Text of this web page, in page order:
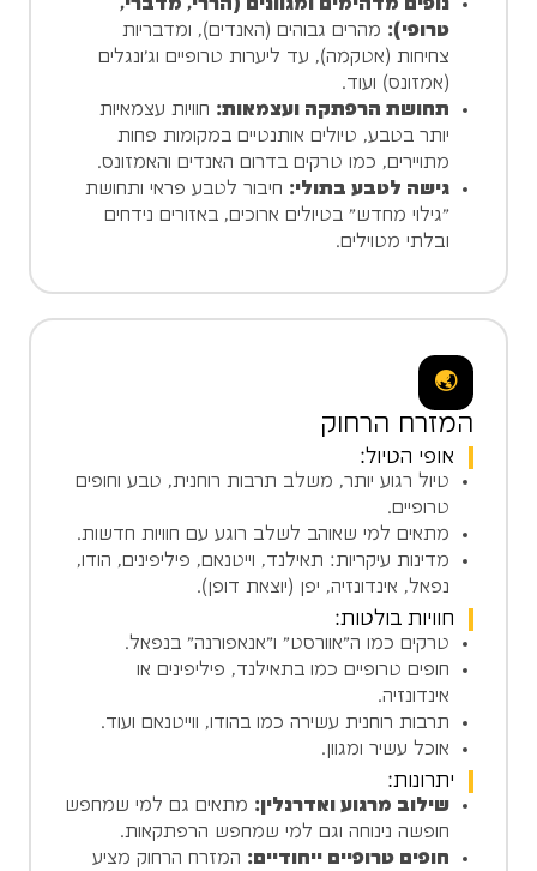
נופים מדהימים ומגוונים (הררי, מדברי,
טרופי): מהרים גבוהים (האנדים), ומדבריות
צחיחות (אטקמה), עד ליערות טרופיים וג'ונגלים
(אמזונס) ועוד.
תחושת הרפתקה ועצמאות: חוויות עצמאיות
יותר בטבע, טיולים אותנטיים במקומות פחות
מתויירים, כמו טרקים בדרום האנדים והאמזונס.
גישה לטבע בתולי: חיבור לטבע פראי ותחושת
"גילוי מחדש" בטיולים ארוכים, באזורים נידחים
ובלתי מטוילים.
🌏
המזרח הרחוק
אופי הטיול:
טיול רגוע יותר, משלב תרבות רוחנית, טבע וחופים
טרופיים.
מתאים למי שאוהב לשלב רוגע עם חוויות חדשות.
מדינות עיקריות: תאילנד, וייטנאם, פיליפינים, הודו,
נפאל, אינדונזיה, יפן (יוצאת דופן).
חוויות בולטות:
טרקים כמו ה"אוורסט" ו"אנאפורנה" בנפאל.
חופים טרופיים כמו בתאילנד, פיליפינים או
אינדונזיה.
תרבות רוחנית עשירה כמו בהודו, ווייטנאם ועוד.
אוכל עשיר ומגוון.
יתרונות:
שילוב מרגוע ואדרנלין: מתאים גם למי שמחפש
חופשה נינוחה וגם למי שמחפש הרפתקאות.
חופים טרופיים ייחודיים: המזרח הרחוק מציע